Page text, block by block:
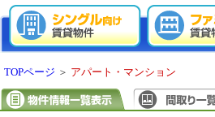
TOPページ ＞ アパート・マンション